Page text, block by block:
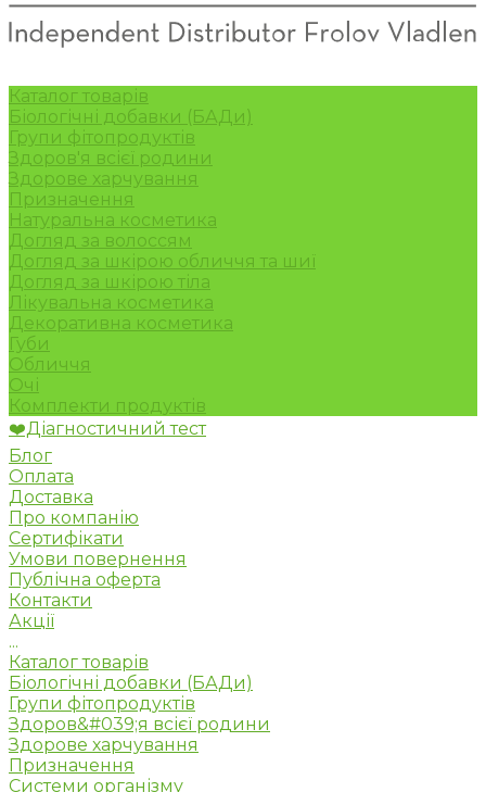
Каталог товарів
Біологічні добавки (БАДи)
Групи фітопродуктів
Здоров'я всієї родини
Здорове харчування
Призначення
Натуральна косметика
Догляд за волоссям
Догляд за шкірою обличчя та шиї
Догляд за шкірою тіла
Лікувальна косметика
Декоративна косметика
Губи
Обличчя
Очі
Комплекти продуктів
❤️Діагностичний тест
Блог
Оплата
Доставка
Про компанію
Сертифікати
Умови повернення
Публічна оферта
Контакти
Акції
...
Каталог товарів
Біологічні добавки (БАДи)
Групи фітопродуктів
Здоров&#039;я всієї родини
Здорове харчування
Призначення
Системи організму